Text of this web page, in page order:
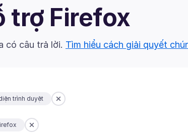
trợ Firefox
có câu trả lời. Tìm hiểu cách giải quyết
trình duyệt